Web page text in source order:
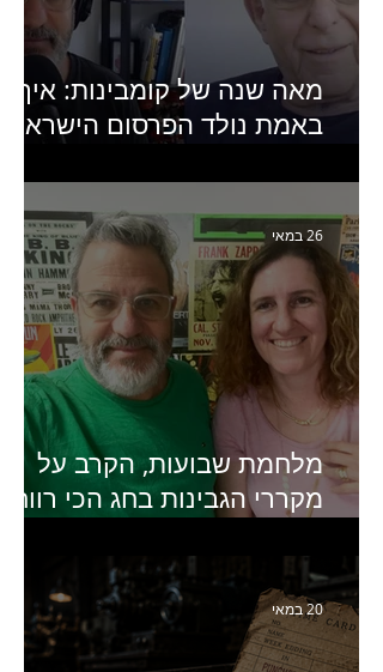
מאה שנה של קומבינות: איך
באמת נולד הפרסום
מחבר הספר "מסע פרסום:
פרקים בחיי הפרסום
מלחמת שבועות, הקרב על
מקררי הגבינות בחג הכי רווחי
סמנכ״לית השיווק והמכירות
של מחלבות גד
26 במאי
20 במאי